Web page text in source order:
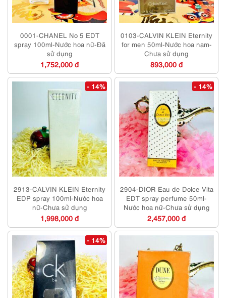
0001-CHANEL No 5 EDT
spray 100ml-Nước hoa nữ-Đã
sử dụng
1,752,000 đ
0103-CALVIN KLEIN Eternity
for men 50ml-Nước hoa nam-
Chưa sử dụng
893,000 đ
- 14%
2913-CALVIN KLEIN Eternity
EDP spray 100ml-Nước hoa
nữ-Chưa sử dụng
1,998,000 đ
- 14%
2904-DIOR Eau de Dolce Vita
EDT spray perfume 50ml-
Nước hoa nữ-Chưa sử dụng
2,457,000 đ
- 14%